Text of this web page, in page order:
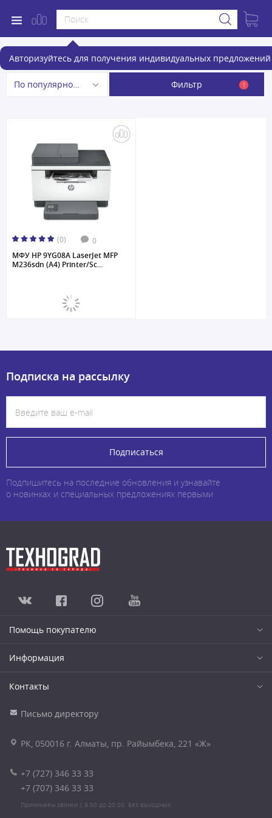
Авторизуйтесь для получения индивидуальных предложений
МФУ
По популярности Фильтр 1
(0) 0
МФУ HP 9YG08A LaserJet MFP
M236sdn (A4) Printer/Sc...
Подписка на рассылку
Подписаться
Подпишитесь на последние обновления и узнавайте
о новинках и специальных предложениях первыми
Помощь покупателю
Информация
Контакты
Письмо директору
РК, 050016 г. Алматы, пр. Райымбека, 221 «Ж»
+7 (727) 346 33 33
+7 (707) 346 33 33
Принимаем звонки с 9.00 до 20.00. Без выходных.